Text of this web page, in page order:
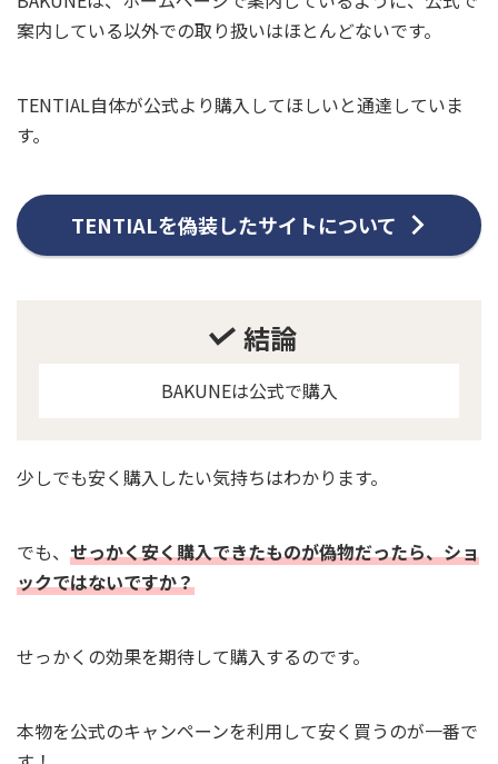
案内している以外での取り扱いはほとんどないです。
TENTIAL自体が公式より購入してほしいと通達していま
す。
TENTIALを偽装したサイトについて
結論
BAKUNEは公式で購入
少しでも安く購入したい気持ちはわかります。
でも、 せっかく安く購入できたものが偽物だったら、ショ
ックではないですか？
せっかくの効果を期待して購入するのです。
本物を公式のキャンペーンを利用して安く買うのが一番で